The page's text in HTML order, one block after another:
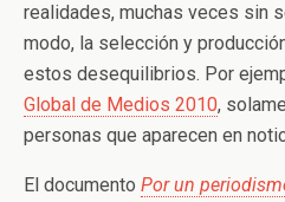
realidades, muchas veces sin
modo, la selección y
estos desequilibrios. Por
Global de Medios 2010,
personas que aparecen en
El documento Por un